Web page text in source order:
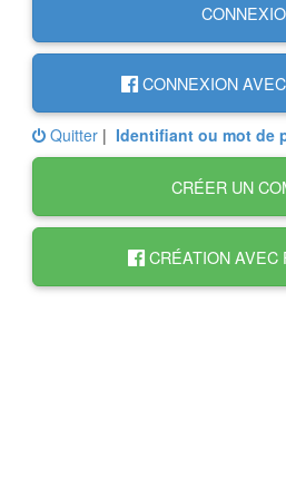
CONNEXION
Quitter | Identifiant ou mot de
CRÉER UN
CRÉATION AVEC